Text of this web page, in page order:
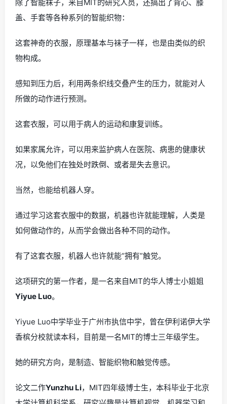
除了智能袜子，来自MIT的研究人员，还搞出了背心、膝
盖、手套等各种系列的智能织物：
这套神奇的衣服，原理基本与袜子一样，也是由类似的织
物构成。
感知到压力后，利用两条织线交叠产生的压力，就能对人
所做的动作进行预测。
这套衣服，可以用于病人的运动和康复训练。
如果家属允许，可以用来监护病人在医院、病患的健康状
况，以免他们在独处时跌倒、或者是失去意识。
当然，也能给机器人穿。
通过学习这套衣服中的数据，机器也许就能理解，人类是
如何做动作的，从而学会做出各种不同的动作。
有了这套衣服，机器人也许就能“拥有”触觉。
这项研究的第一作者，是一名来自MIT的华人博士小姐姐
Yiyue Luo。
Yiyue Luo中学毕业于广州市执信中学，曾在伊利诺伊大学
香槟分校就读本科，目前是一名MIT的博士三年级学生。
她的研究方向，是制造、智能织物和触觉传感。
论文二作Yunzhu Li，MIT四年级博士生，本科毕业于北京